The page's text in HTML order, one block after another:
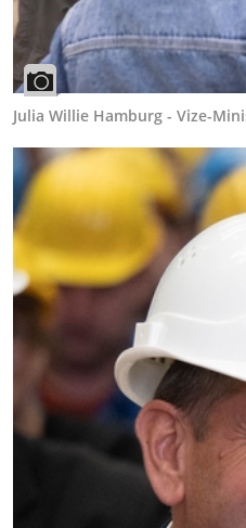
Julia Willie Hamburg - Vize-